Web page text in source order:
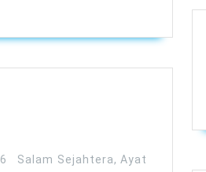
Salam Sejahtera, Ayat